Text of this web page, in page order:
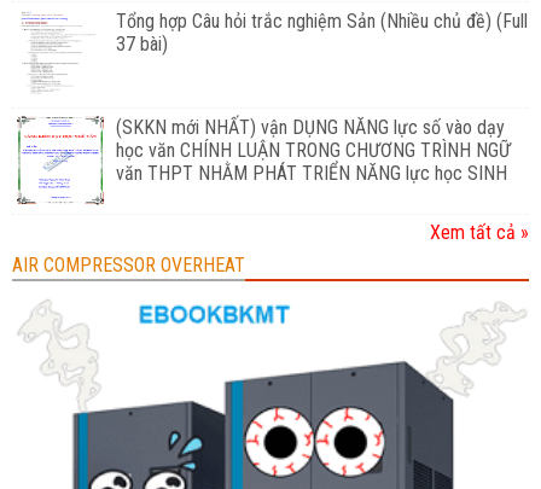
Tổng hợp Câu hỏi trắc nghiệm Sản (Nhiều chủ đề) (Full
37 bài)
(SKKN mới NHẤT) vận DỤNG NĂNG lực số vào dạy
học văn CHÍNH LUẬN TRONG CHƯƠNG TRÌNH NGỮ
văn THPT NHẰM PHÁT TRIỂN NĂNG lực học SINH
Xem tất cả »
AIR COMPRESSOR OVERHEAT